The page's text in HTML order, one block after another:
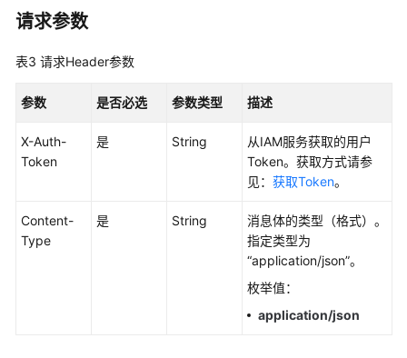
参
考
常
问
请求参数
表3 请求Header参数
参数 是否必选 参数类型 描述
X-Auth-
Token
是 String
从IAM服务获取的用户
Token。获取方式请参
见： 获取Token。
Content-
Type
是 String
消息体的类型（格式）。
指定类型为
“application/json”。
枚举值：
application/json